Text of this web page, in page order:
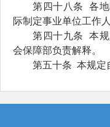
第四十八条 各
际制定事业单位工作
第四十九条
本
会保障部负责解释。
第五十条 本规定